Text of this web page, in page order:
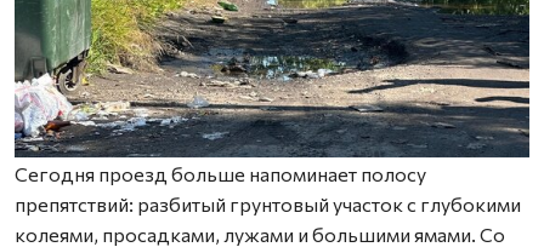
Сегодня проезд больше напоминает полосу
препятствий: разбитый грунтовый участок с глубокими
колеями, просадками, лужами и большими ямами. Со